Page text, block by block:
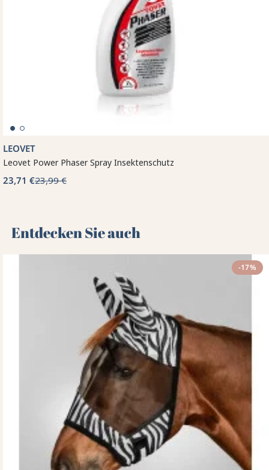
LEOVET
Leovet Power Phaser Spray Insektenschutz
23,71 €23,99 €
Entdecken Sie auch 🌻
-17%